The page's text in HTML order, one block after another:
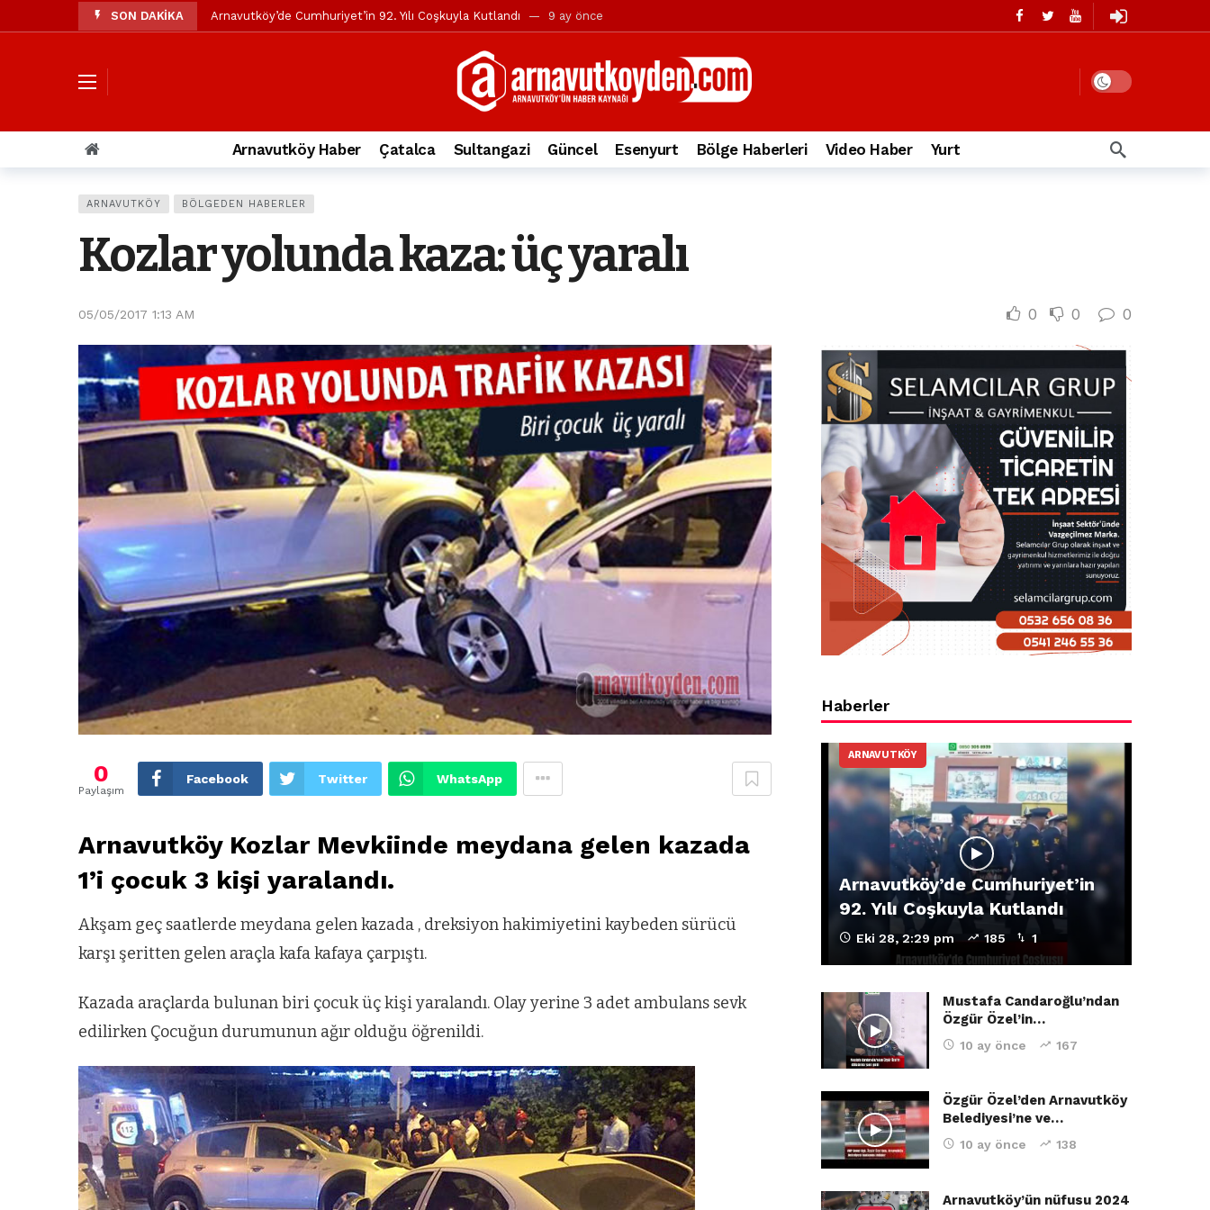
SON DAKİKA Arnavutköy’de Cumhuriyet’in 92. Yılı Coşkuyla Kutlandı 9 ay önce
Özgür Özel’den Arnavutköy Belediyesi’ne ve Mustafa Candaroğlu’na yönelik suçlamalar 10 ay önce
Arnavutköy’ün nüfusu 2024 yılında 344.868’e ulaştı 1 yıl önce
Arnavutköy Taşoluk’ta seyir halindeki otomobil alev alev yandı. 2 yıl önce
Arnavutköy İmrahor Mahallesi sakinleri protesto gösterisi düzenledi 2 yıl önce
Toprak kaydı: 3 hafriyat kamyonu birbirlerinin üzerine devrildi
İstanbul Havalimanı yolundaki kazada, taksideki yolcu öldü 3 yıl önce
Arnavutkoy Belediyesi’ne su baskını tepkisi 3 yıl önce
Arnavutköy Haber Çatalca Sultangazi Güncel Esenyurt Bölge Haberleri Video Haber Yurt
ARNAVUTKÖY BÖLGEDEN HABERLER
Kozlar yolunda kaza: üç yaralı
05/05/2017 1:13 AM 0 0 0
0
Paylaşım
Facebook Twitter WhatsApp
Arnavutköy Kozlar Mevkiinde meydana gelen kazada
1’i çocuk 3 kişi yaralandı.
Akşam geç saatlerde meydana gelen kazada , dreksiyon hakimiyetini kaybeden sürücü
karşı şeritten gelen araçla kafa kafaya çarpıştı.
Kazada araçlarda bulunan biri çocuk üç kişi yaralandı. Olay yerine 3 adet ambulans sevk
edilirken Çocuğun durumunun ağır olduğu öğrenildi.
Haberler
ARNAVUTKÖY
Arnavutköy’de Cumhuriyet’in
92. Yılı Coşkuyla Kutlandı
Eki 28, 2:29 pm 185 1
Mustafa Candaroğlu’ndan
Özgür Özel’in…
10 ay önce 167
Özgür Özel’den Arnavutköy
Belediyesi’ne ve…
10 ay önce 138
Arnavutköy’ün nüfusu 2024